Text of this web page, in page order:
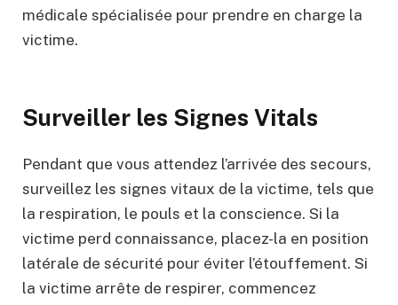
médicale spécialisée pour prendre en charge la
victime.
Surveiller les Signes Vitals
Pendant que vous attendez l’arrivée des secours,
surveillez les signes vitaux de la victime, tels que
la respiration, le pouls et la conscience. Si la
victime perd connaissance, placez-la en position
latérale de sécurité pour éviter l’étouffement. Si
la victime arrête de respirer, commencez